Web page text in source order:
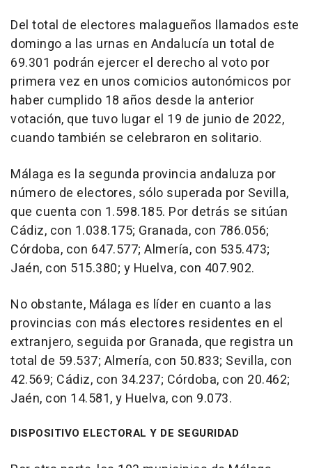
Del total de electores malagueños llamados este
domingo a las urnas en Andalucía un total de
69.301 podrán ejercer el derecho al voto por
primera vez en unos comicios autonómicos por
haber cumplido 18 años desde la anterior
votación, que tuvo lugar el 19 de junio de 2022,
cuando también se celebraron en solitario.
Málaga es la segunda provincia andaluza por
número de electores, sólo superada por Sevilla,
que cuenta con 1.598.185. Por detrás se sitúan
Cádiz, con 1.038.175; Granada, con 786.056;
Córdoba, con 647.577; Almería, con 535.473;
Jaén, con 515.380; y Huelva, con 407.902.
No obstante, Málaga es líder en cuanto a las
provincias con más electores residentes en el
extranjero, seguida por Granada, que registra un
total de 59.537; Almería, con 50.833; Sevilla, con
42.569; Cádiz, con 34.237; Córdoba, con 20.462;
Jaén, con 14.581, y Huelva, con 9.073.
DISPOSITIVO ELECTORAL Y DE SEGURIDAD